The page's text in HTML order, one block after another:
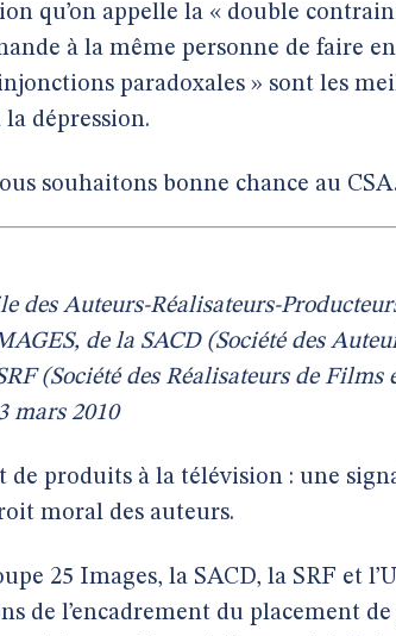
qu’on appelle la « double
à la même personne de faire
paradoxales » sont les
dépression.
souhaitons bonne chance au CSA.
des Auteurs-Réalisateurs-
de la SACD (Société des
(Société des Réalisateurs de Films
mars 2010
de produits à la télévision : une
moral des auteurs.
25 Images, la SACD, la SRF et
de l’encadrement du placement